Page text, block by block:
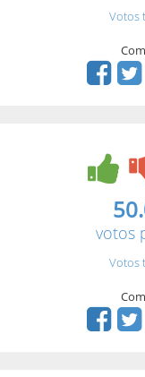
Votos
votos
Votos